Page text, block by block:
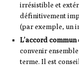
irrésistible et
définitivement
(par exemple, un
L’accord commun
convenir
terme. Il est